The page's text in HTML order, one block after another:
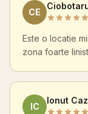
CE
Este o locatie
zona foarte
IC
Ionut